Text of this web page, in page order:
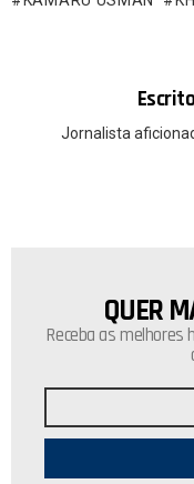
Jornalista
NEWSLETTER
QUER
Receba as
E-